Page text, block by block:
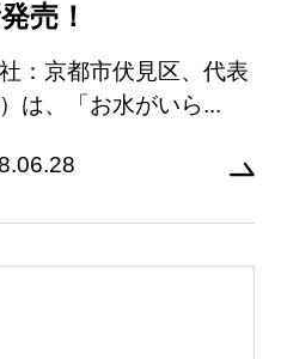
売！
：京都市伏見区、代表
は、「お水がいら...